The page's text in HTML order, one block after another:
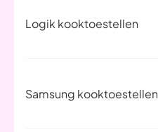
Logik kooktoestellen
Samsung kooktoestellen